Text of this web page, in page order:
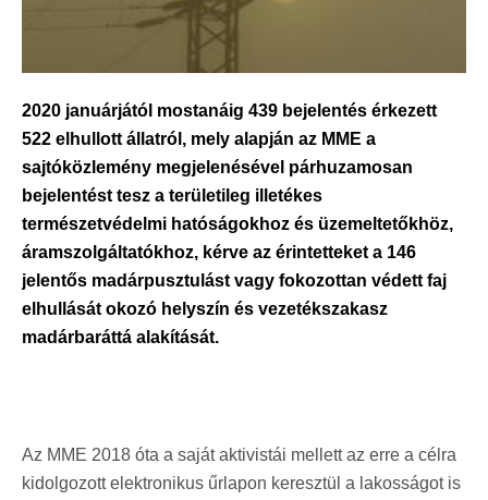
2020 januárjától mostanáig 439 bejelentés érkezett
522 elhullott állatról, mely alapján az MME a
sajtóközlemény megjelenésével párhuzamosan
bejelentést tesz a területileg illetékes
természetvédelmi hatóságokhoz és üzemeltetőkhöz,
áramszolgáltatókhoz, kérve az érintetteket a 146
jelentős madárpusztulást vagy fokozottan védett faj
elhullását okozó helyszín és vezetékszakasz
madárbaráttá alakítását.
Az MME 2018 óta a saját aktivistái mellett az erre a célra
kidolgozott elektronikus űrlapon keresztül a lakosságot is